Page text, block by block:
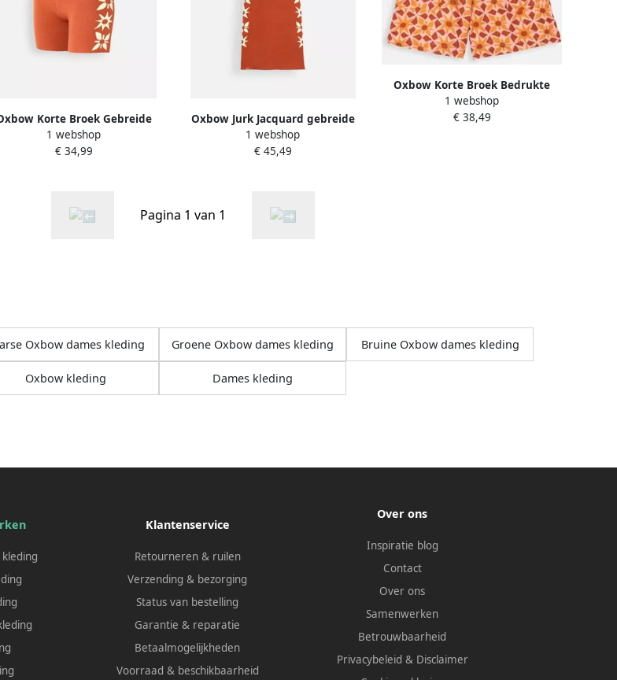
Korte Broek Gebreide
jacquard fietsbroek ELOM
1 webshop
€ 34,99
Oxbow Jurk Jacquard gebreide
jurk ELOM
1 webshop
€ 45,49
Oxbow Korte Broek Bedrukte
riem kort AZULEJO
1 webshop
€ 38,49
Pagina 1 van 1
Oxbow dames kleding Groene Oxbow dames kleding Bruine Oxbow dames kleding
Oxbow kleding Dames kleding
Klantenservice
Retourneren & ruilen
Verzending & bezorging
Status van bestelling
Garantie & reparatie
Betaalmogelijkheden
Voorraad & beschikbaarheid
Over ons
Inspiratie blog
Contact
Over ons
Samenwerken
Betrouwbaarheid
Privacybeleid & Disclaimer